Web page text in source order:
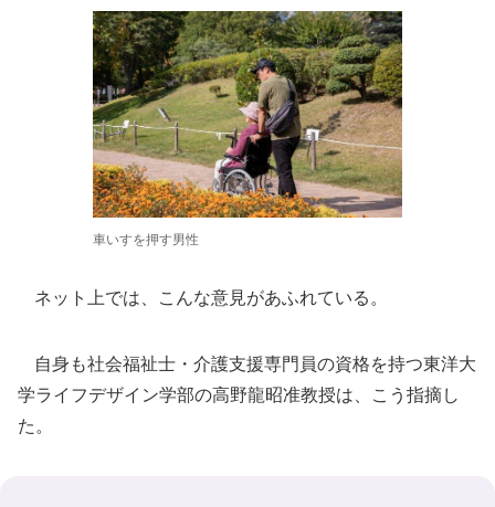
車いすを押す男性
ネット上では、こんな意見があふれている。
自身も社会福祉士・介護支援専門員の資格を持つ東洋大
学ライフデザイン学部の高野龍昭准教授は、こう指摘し
た。